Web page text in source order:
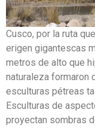
Cusco, por la ruta
erigen gigantescas
metros de alto que
naturaleza formaron
esculturas pétreas
Esculturas de
proyectan sombras